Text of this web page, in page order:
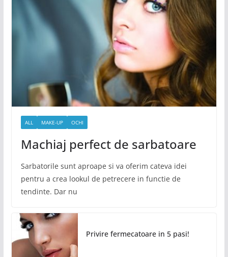
ALL MAKE-UP OCHI
Machiaj perfect de sarbatoare
Sarbatorile sunt aproape si va oferim cateva idei
pentru a crea lookul de petrecere in functie de
tendinte. Dar nu
Privire fermecatoare in 5 pasi!